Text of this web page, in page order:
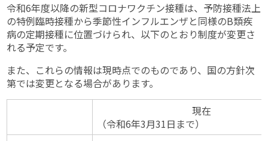
令和6年度以降の新型コロナワクチン接種は、予防接種法上
の特例臨時接種から季節性インフルエンザと同様のB類疾
病の定期接種に位置づけられ、以下のとおり制度が変更さ
れる予定です。
また、これらの情報は現時点でのものであり、国の方針次
第では変更となる場合があります。
現在
（令和6年3月31日まで